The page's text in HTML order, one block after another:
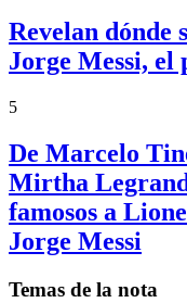
Revelan dónde
Jorge Messi, el
5
De Marcelo
Mirtha
famosos a
Jorge Messi
Temas de la nota